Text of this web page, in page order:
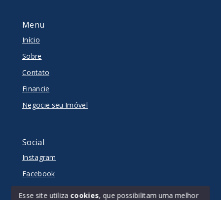
Menu
Início
Sobre
Contato
Financie
Negocie seu Imóvel
Social
Instagram
Facebook
Esse site utiliza cookies, que possibilitam uma melhor